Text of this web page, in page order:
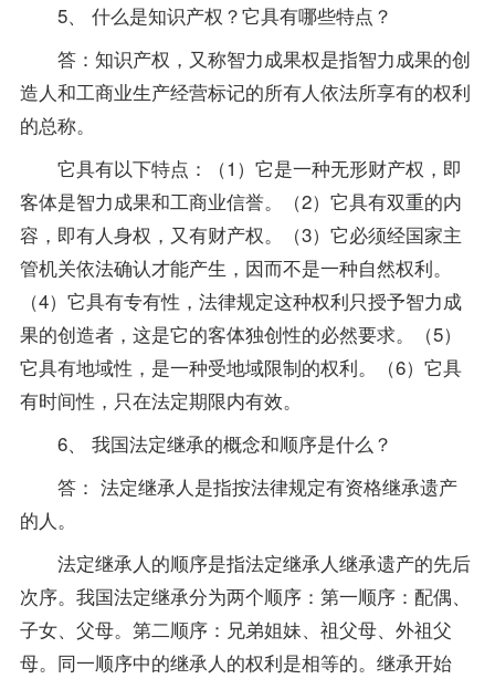
5、 什么是知识产权？它具有哪些特点？
答：知识产权，又称智力成果权是指智力成果的创
造人和工商业生产经营标记的所有人依法所享有的权利
的总称。
它具有以下特点：（1）它是一种无形财产权，即
客体是智力成果和工商业信誉。（2）它具有双重的内
容，即有人身权，又有财产权。（3）它必须经国家主
管机关依法确认才能产生，因而不是一种自然权利。
（4）它具有专有性，法律规定这种权利只授予智力成
果的创造者，这是它的客体独创性的必然要求。（5）
它具有地域性，是一种受地域限制的权利。（6）它具
有时间性，只在法定期限内有效。
6、 我国法定继承的概念和顺序是什么？
答： 法定继承人是指按法律规定有资格继承遗产
的人。
法定继承人的顺序是指法定继承人继承遗产的先后
次序。我国法定继承分为两个顺序：第一顺序：配偶、
子女、父母。第二顺序：兄弟姐妹、祖父母、外祖父
母。同一顺序中的继承人的权利是相等的。继承开始